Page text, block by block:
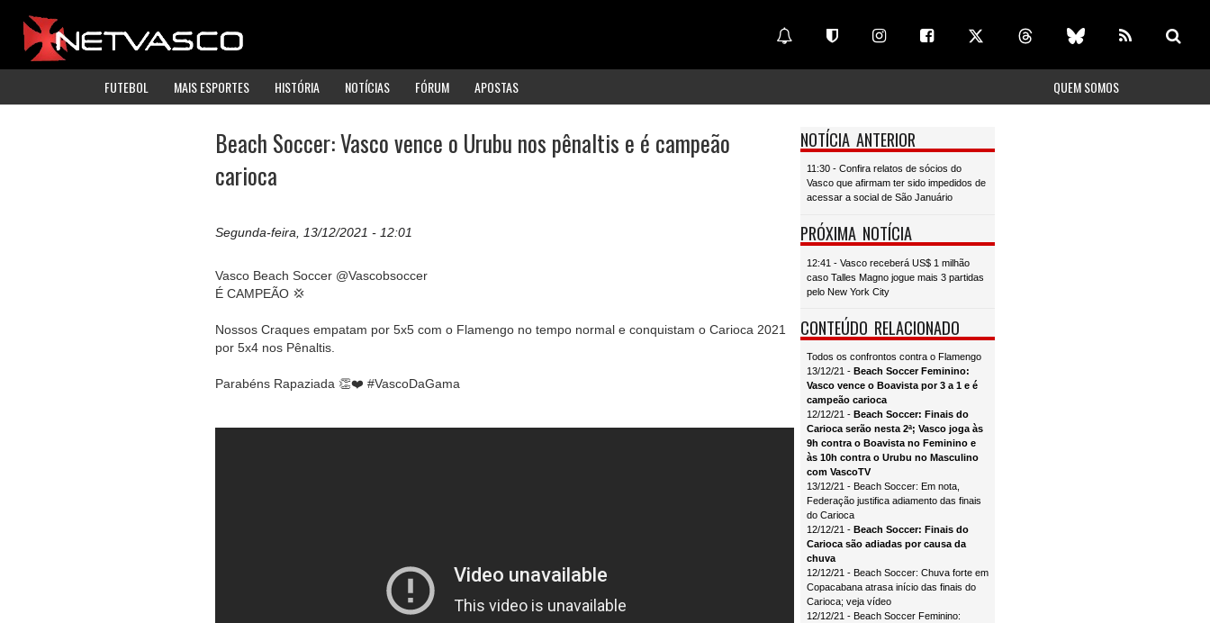
FUTEBOL MAIS ESPORTES HISTÓRIA NOTÍCIAS FÓRUM APOSTAS QUEM SOMOS
Beach Soccer: Vasco vence o Urubu nos pênaltis e é campeão
carioca
Segunda-feira, 13/12/2021 - 12:01
Vasco Beach Soccer @Vascobsoccer
É CAMPEÃO 💢
Nossos Craques empatam por 5x5 com o Flamengo no tempo normal e conquistam o Carioca 2021
por 5x4 nos Pênaltis.
Parabéns Rapaziada 👏❤️ #VascoDaGama
NOTÍCIA ANTERIOR
11:30 - Confira relatos de sócios do
Vasco que afirmam ter sido impedidos de
acessar a social de São Januário
PRÓXIMA NOTÍCIA
12:41 - Vasco receberá US$ 1 milhão
caso Talles Magno jogue mais 3 partidas
pelo New York City
CONTEÚDO RELACIONADO
Todos os confrontos contra o Flamengo
13/12/21 - Beach Soccer Feminino:
Vasco vence o Boavista por 3 a 1 e é
campeão carioca
12/12/21 - Beach Soccer: Finais do
Carioca serão nesta 2ª; Vasco joga às
9h contra o Boavista no Feminino e
às 10h contra o Urubu no Masculino
com VascoTV
13/12/21 - Beach Soccer: Em nota,
Federação justifica adiamento das finais
do Carioca
12/12/21 - Beach Soccer: Finais do
Carioca são adiadas por causa da
chuva
12/12/21 - Beach Soccer: Chuva forte em
Copacabana atrasa início das finais do
Carioca; veja vídeo
12/12/21 - Beach Soccer Feminino: